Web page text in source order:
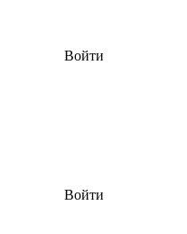
Войти
Войти